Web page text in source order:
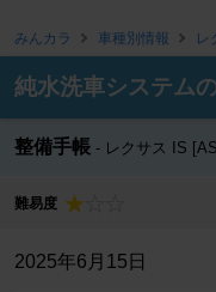
みんカラ 車種別情報 レ
純水洗車システム
整備手帳 レクサス IS
難易度
2025年6月15日